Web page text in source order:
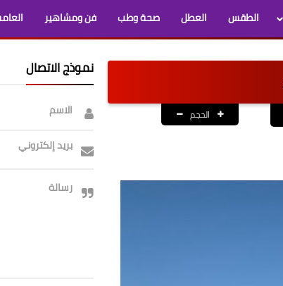
الطقس العطل صحة وطب فن ومشاهير
الحجم
نموذج الاتصال
الاسم
بريد إلكتروني
رسالة